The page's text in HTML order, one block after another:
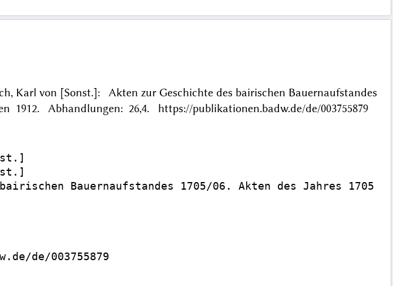
Karl von [Sonst.]: Akten zur Geschichte des bairischen Bauernaufstandes
1912. Abhandlungen: 26,4. https://publikationen.badw.de/de/003755879
Bauernaufstandes 1705/06. Akten des Jahres 1705
de/003755879